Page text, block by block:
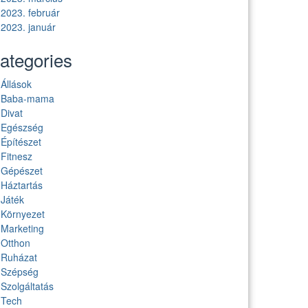
2023. február
2023. január
Állások
Baba-mama
Divat
Egészség
Építészet
Fitnesz
Gépészet
Háztartás
Játék
Környezet
Marketing
Otthon
Ruházat
Szépség
Szolgáltatás
Tech